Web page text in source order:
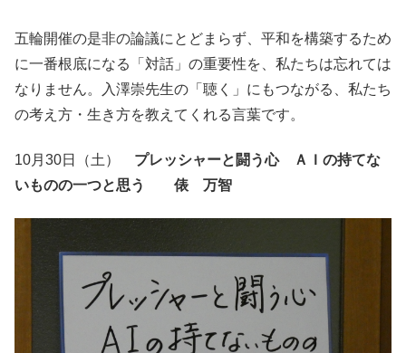
五輪開催の是非の論議にとどまらず、平和を構築するため
に一番根底になる「対話」の重要性を、私たちは忘れては
なりません。入澤崇先生の「聴く」にもつながる、私たち
の考え方・生き方を教えてくれる言葉です。
10月30日（土） プレッシャーと闘う心 ＡＩの持てな
いものの一つと思う 俵 万智